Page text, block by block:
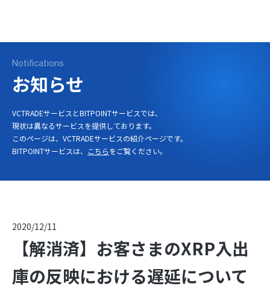
Notifications
お知らせ
VCTRADEサービスとBITPOINTサービスでは、
現状は異なるサービスを提供しております。
このページは、VCTRADEサービスの紹介ページです。
BITPOINTサービスは、
こちらをご覧ください。
2020/12/11
【解消済】お客さまのXRP入出
庫の反映における遅延について